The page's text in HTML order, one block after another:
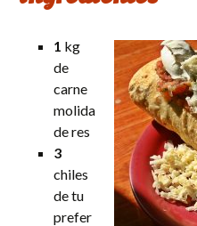
1 kg
de
carne
molida
de res
3
chiles
de tu
prefer